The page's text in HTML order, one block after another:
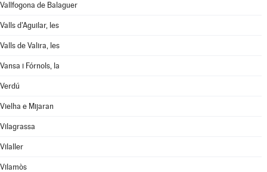
Vallfogona de Balaguer
Valls d'Aguilar, les
Valls de Valira, les
Vansa i Fórnols, la
Verdú
Vielha e Mijaran
Vilagrassa
Vilaller
Vilamòs